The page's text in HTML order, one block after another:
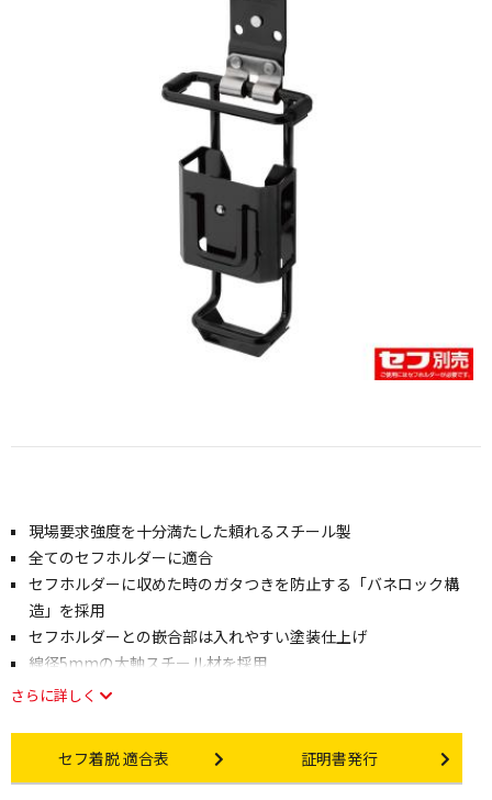
現場要求強度を十分満たした頼れるスチール製
全てのセフホルダーに適合
セフホルダーに収めた時のガタつきを防止する「バネロック構
造」を採用
セフホルダーとの嵌合部は入れやすい塗装仕上げ
線径5mmの太軸スチール材を採用
さらに詳しく
Other link
セフ着脱 適合表 Certificate Issuance
証明書発行